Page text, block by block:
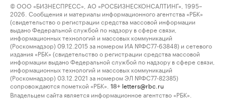
© ООО «БИЗНЕСПРЕСС», АО «РОСБИЗНЕСКОНСАЛТИНГ», 1995–
2026. Сообщения и материалы информационного агентства «РБК»
(свидетельство о регистрации средства массовой информации
выдано Федеральной службой по надзору в сфере связи,
информационных технологий и массовых коммуникаций
(Роскомнадзор) 09.12.2015 за номером ИА №ФС77-63848) и сетевого
издания «РБК» (свидетельство о регистрации средства массовой
информации выдано Федеральной службой по надзору в сфере связи,
информационных технологий и массовых коммуникаций
(Роскомнадзор) 03.12.2021 за номером ЭЛ №ФС77-82385)
сопровождаются пометкой «РБК».
18+ letters@rbc.ru
Владельцем сайта является информационное агентство «РБК».